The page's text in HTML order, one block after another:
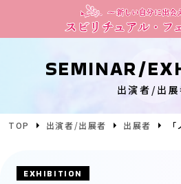
SEMINAR/
出演者/出展
TOP 出演者/出展者 出展者
EXHIBITION